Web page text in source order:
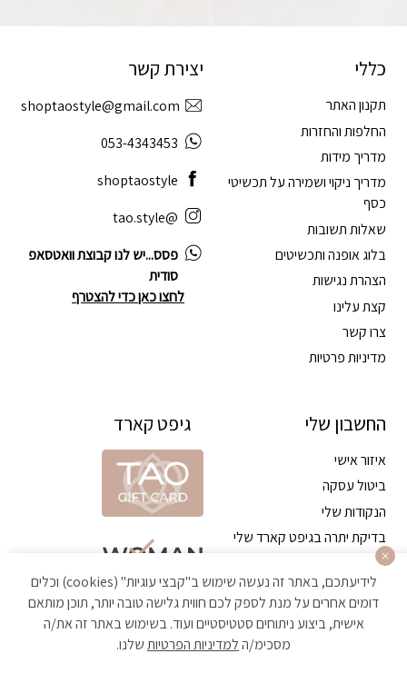
כללי
תקנון האתר
החלפות והחזרות
מדריך מידות
מדריך ניקוי ושמירה על תכשיטי
כסף
שאלות תשובות
בלוג אופנה ותכשיטים
הצהרת נגישות
קצת עלינו
צרו קשר
מדיניות פרטיות
החשבון שלי
איזור אישי
ביטול עסקה
הנקודות שלי
בדיקת יתרה בגיפט קארד שלי
יצירת קשר
shoptaostyle@gmail.com
053-4343453
shoptaostyle
@tao.style
פסס...יש לנו קבוצת וואטסאפ
סודית
לחצו כאן כדי להצטרף
גיפט קארד
לידיעתכם, באתר זה נעשה שימוש ב"קבצי עוגיות" (cookies) וכלים
דומים אחרים על מנת לספק לכם חווית גלישה טובה יותר, תוכן מותאם
אישית, ביצוע ניתוחים סטטיסטיים ועוד. בשימוש באתר זה את/ה
מסכימ/הלמדיניות הפרטיותשלנו.